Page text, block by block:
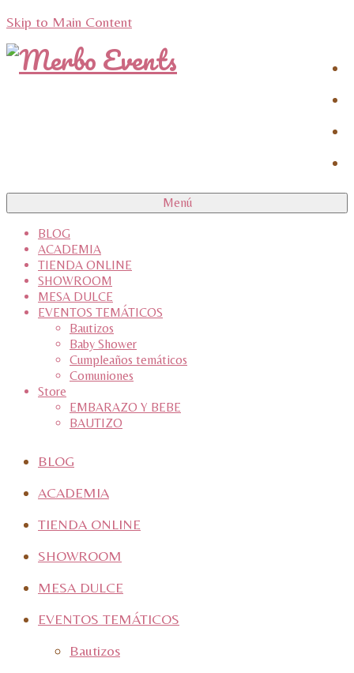
Skip to Main Content
Menú
BLOG
ACADEMIA
TIENDA ONLINE
SHOWROOM
MESA DULCE
EVENTOS TEMÁTICOS
Bautizos
Baby Shower
Cumpleaños temáticos
Comuniones
Store
EMBARAZO Y BEBE
BAUTIZO
BLOG
ACADEMIA
TIENDA ONLINE
SHOWROOM
MESA DULCE
EVENTOS TEMÁTICOS
Bautizos